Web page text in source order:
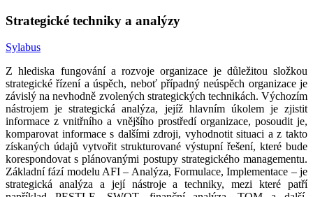
Strategické techniky a analýzy
Sylabus
Z hlediska fungování a rozvoje organizace je důležitou složkou
strategické řízení a úspěch, neboť případný neúspěch organizace je
závislý na nevhodně zvolených strategických technikách. Výchozím
nástrojem je strategická analýza, jejíž hlavním úkolem je zjistit
informace z vnitřního a vnějšího prostředí organizace, posoudit je,
komparovat informace s dalšími zdroji, vyhodnotit situaci a z takto
získaných údajů vytvořit strukturované výstupní řešení, které bude
korespondovat s plánovanými postupy strategického managementu.
Základní fází modelu AFI – Analýza, Formulace, Implementace – je
strategická analýza a její nástroje a techniky, mezi které patří